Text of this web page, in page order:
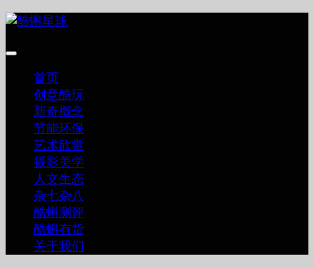
跳
内
首页
创意酷玩
新奇概念
节能环保
艺术欣赏
摄影美学
人文生态
杂七杂八
酷蝌测评
酷蝌有货
关于我们